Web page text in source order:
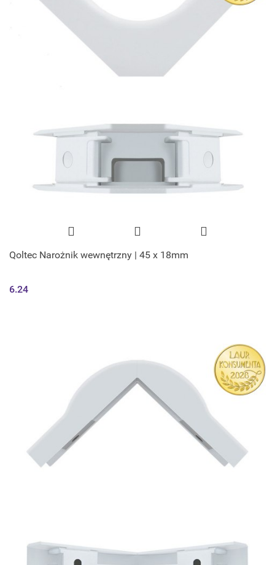
Qoltec Narożnik wewnętrzny | 45 x 18mm
6.24